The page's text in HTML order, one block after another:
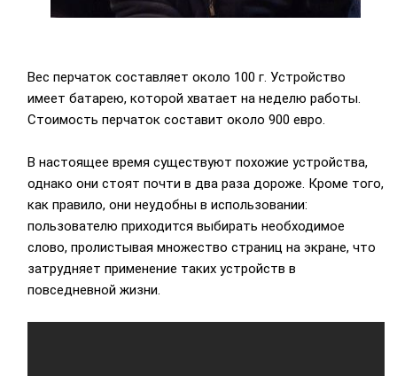
Вес перчаток составляет около 100 г. Устройство
имеет батарею, которой хватает на неделю работы.
Стоимость перчаток составит около 900 евро.
В настоящее время существуют похожие устройства,
однако они стоят почти в два раза дороже. Кроме того,
как правило, они неудобны в использовании:
пользователю приходится выбирать необходимое
слово, пролистывая множество страниц на экране, что
затрудняет применение таких устройств в
повседневной жизни.